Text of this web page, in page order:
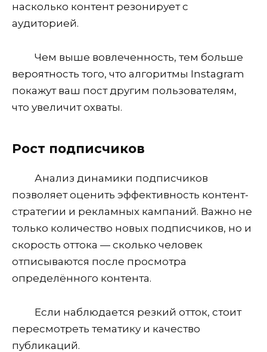
насколько контент резонирует с
аудиторией.
Чем выше вовлеченность, тем больше
вероятность того, что алгоритмы Instagram
покажут ваш пост другим пользователям,
что увеличит охваты.
Рост подписчиков
Анализ динамики подписчиков
позволяет оценить эффективность контент-
стратегии и рекламных кампаний. Важно не
только количество новых подписчиков, но и
скорость оттока — сколько человек
отписываются после просмотра
определённого контента.
Если наблюдается резкий отток, стоит
пересмотреть тематику и качество
публикаций.